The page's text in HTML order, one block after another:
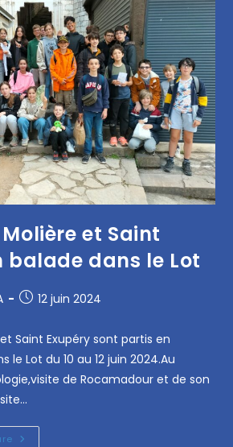
et Saint
balade dans le Lot
12 juin 2024
Saint Exupéry sont partis en
le Lot du 10 au 12 juin 2024.Au
de Rocamadour et de son